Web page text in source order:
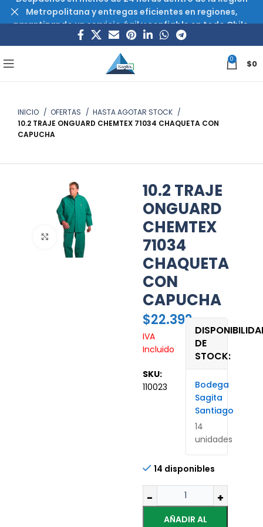
0 $0
INICIO OFERTAS
HASTA AGOTAR STOCK
10.2 TRAJE ONGUARD CHEMTEX 71034 CHAQUETA CON
CAPUCHA
Haz clic para ampliar
10.2 TRAJE
ONGUARD
CHEMTEX
71034
CHAQUETA
CON
CAPUCHA
$22.392
IVA
Incluido
SKU:
110023
DE
STOCK:
Bodega
Sagita
Santiago
14
unidades
14 disponibles
AÑADIR AL
Metropolitana y entregas eficientes en regiones,
garantizando un servicio ágil y confiable en todo Chile.